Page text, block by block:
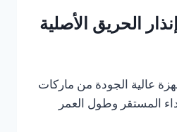
عالية الجودة من ماركات
المستقر وطول العمر